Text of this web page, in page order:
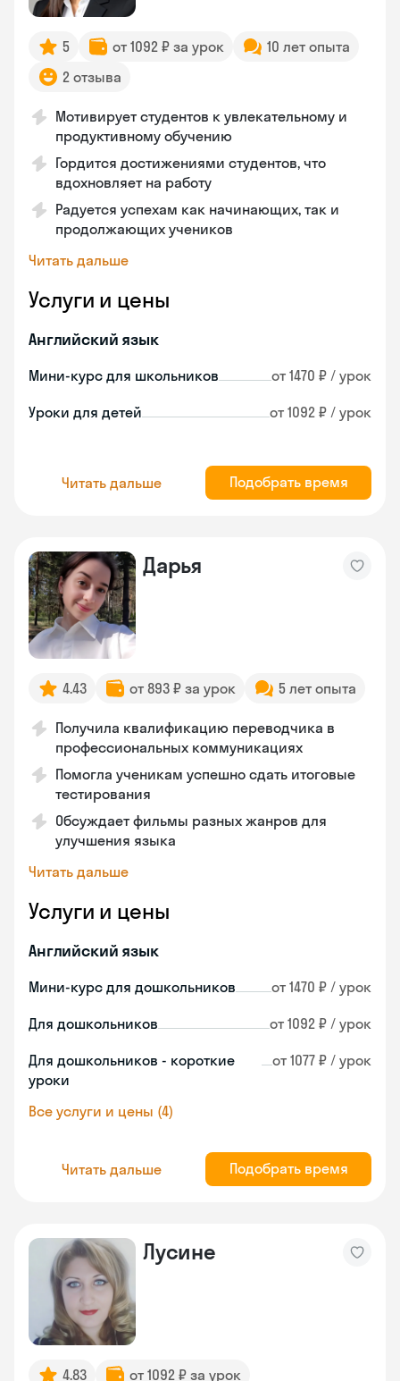
5 от 1092 ₽ за урок
10 лет опыта
2 отзыва
Мотивирует студентов к увлекательному и
продуктивному обучению
Гордится достижениями студентов, что
вдохновляет на работу
Радуется успехам как начинающих, так и
продолжающих учеников
Читать дальше
Услуги и цены
Английский язык
Мини-курс для школьников от 1470 ₽ / урок
Уроки для детей от 1092 ₽ / урок
Читать дальше Подобрать время
Дарья
4.43 от 893 ₽ за урок 5 лет опыта
Получила квалификацию переводчика в
профессиональных коммуникациях
Помогла ученикам успешно сдать итоговые
тестирования
Обсуждает фильмы разных жанров для
улучшения языка
Читать дальше
Услуги и цены
Английский язык
Мини-курс для дошкольников от 1470 ₽ / урок
Для дошкольников от 1092 ₽ / урок
Для дошкольников - короткие
уроки
от 1077 ₽ / урок
Все услуги и цены (4)
Читать дальше Подобрать время
Лусине
4.83 от 1092 ₽ за урок